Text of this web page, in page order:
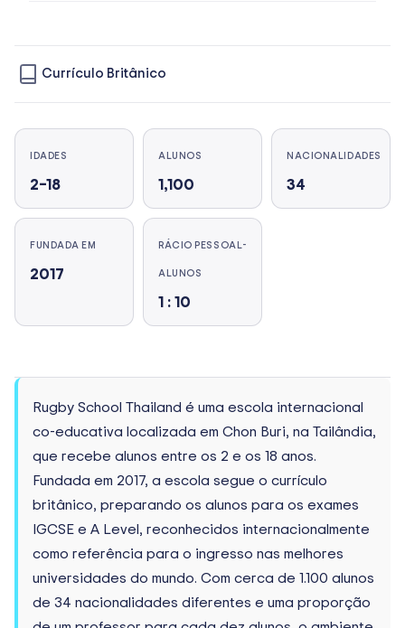
Currículo Britânico
IDADES
2–18
ALUNOS
1,100
NACIONALIDADES
34
FUNDADA EM
2017
RÁCIO PESSOAL-
ALUNOS
1 : 10
Rugby School Thailand é uma escola internacional
co-educativa localizada em Chon Buri, na Tailândia,
que recebe alunos entre os 2 e os 18 anos.
Fundada em 2017, a escola segue o currículo
britânico, preparando os alunos para os exames
IGCSE e A Level, reconhecidos internacionalmente
como referência para o ingresso nas melhores
universidades do mundo. Com cerca de 1.100 alunos
de 34 nacionalidades diferentes e uma proporção